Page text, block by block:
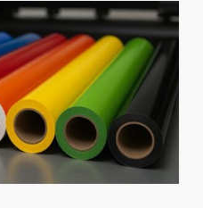
Las Trojes León,